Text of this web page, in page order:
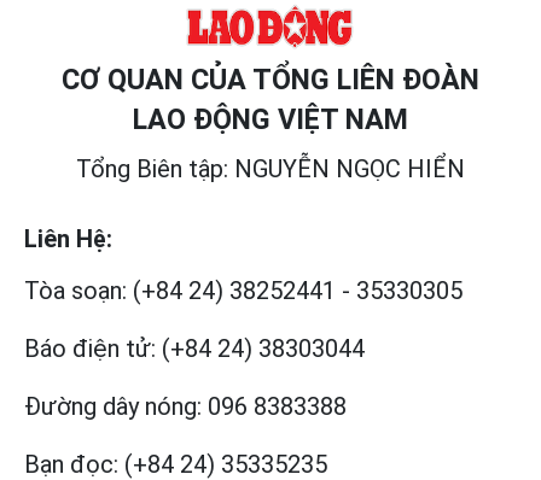
CƠ QUAN CỦA TỔNG LIÊN ĐOÀN
LAO ĐỘNG VIỆT NAM
Tổng Biên tập: NGUYỄN NGỌC HIỂN
Liên Hệ:
Tòa soạn: (+84 24) 38252441 - 35330305
Báo điện tử: (+84 24) 38303044
Đường dây nóng: 096 8383388
Bạn đọc: (+84 24) 35335235